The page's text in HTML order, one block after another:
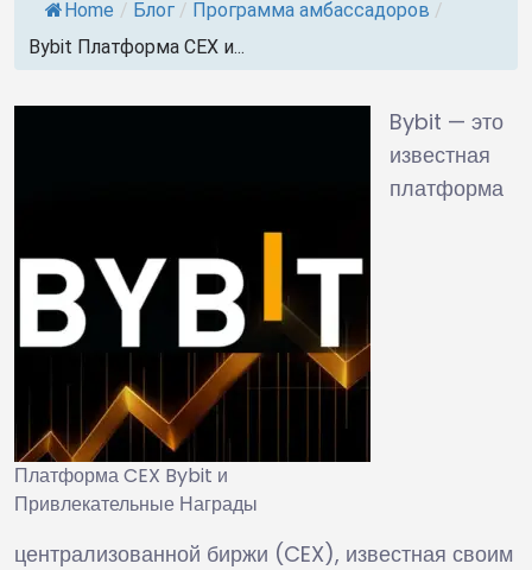
Home / Блог / Программа амбассадоров /
Bybit Платформа CEX и...
Платформа CEX Bybit и
Привлекательные Награды
Bybit — это
известная
платформа
централизованной биржи (CEX), известная своим